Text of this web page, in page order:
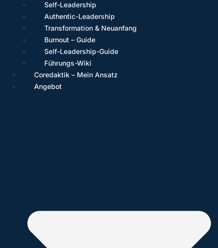
Self-Leadership
Authentic-Leadership
Transformation & Neuanfang
Burnout – Guide
Self-Leadership-Guide
Führungs-Wiki
Coredaktik – Mein Ansatz
Angebot